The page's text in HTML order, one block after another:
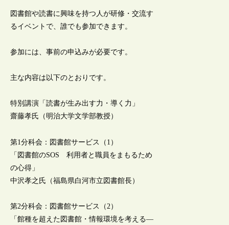
図書館や読書に興味を持つ人が研修・交流す
るイベントで、誰でも参加できます。
参加には、事前の申込みが必要です。
主な内容は以下のとおりです。
特別講演「読書が生み出す力・導く力」
齋藤孝氏（明治大学文学部教授）
第1分科会：図書館サービス（1）
「図書館のSOS 利用者と職員をまもるため
の心得」
中沢孝之氏（福島県白河市立図書館長）
第2分科会：図書館サービス（2）
「館種を超えた図書館・情報環境を考える―